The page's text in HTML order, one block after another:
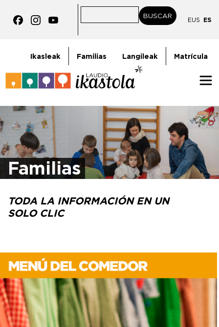
Pasar al contenido principal
BUSCAR
EUS ES
goiburukoMenua
Ikasleak Familias Langileak Matrícula
Familias
Irudia
TODA LA INFORMACIÓN EN UN
SOLO CLIC